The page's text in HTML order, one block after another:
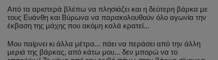
Από τα αριστερά βλέπω να πλησιάζει και η δεύτερη βάρκα με
τους Ευάνθη και Βύρωνα να παρακολουθούν όλο αγωνία την
έκβαση της μάχης που ακόμη καλά κρατεί...
Μου παίρνει κι άλλα μέτρα... πάει να περάσει από την άλλη
μεριά της βάρκας, από κάτω μου... δεν μπορώ να το